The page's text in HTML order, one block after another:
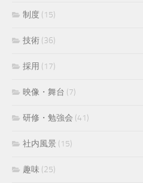
制度 (15)
技術 (36)
採用 (17)
映像・舞台 (7)
研修・勉強会 (41)
社内風景 (15)
趣味 (25)